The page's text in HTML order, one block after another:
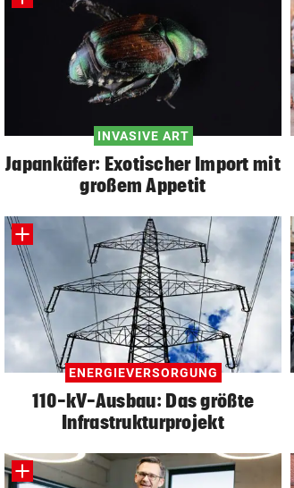
INVASIVE ART
Japankäfer: Exotischer Import mit
großem Appetit
ENERGIEVERSORGUNG
110-kV-Ausbau: Das größte
Infrastrukturprojekt